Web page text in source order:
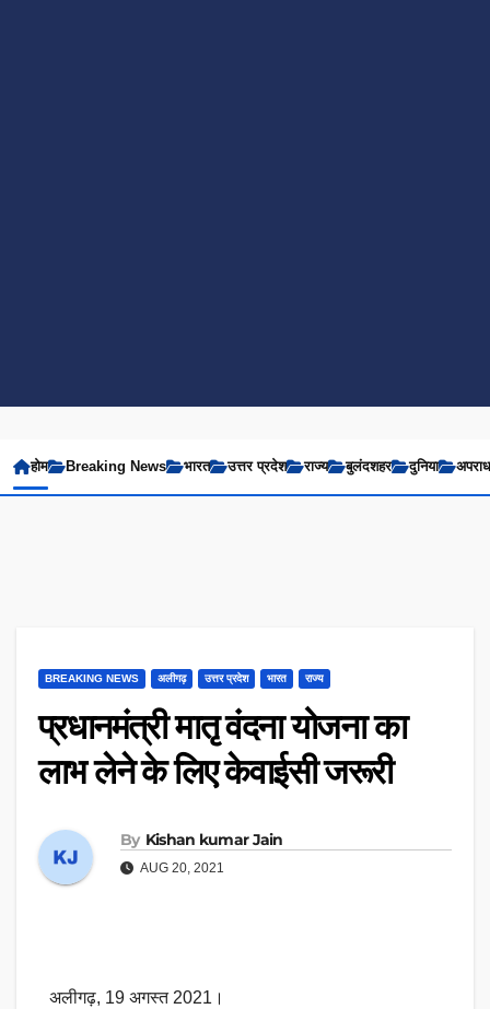
होम Breaking News भारत उत्तर प्रदेश राज्य बुलंदशहर दुनिया अपराध
BREAKING NEWS अलीगढ़ उत्तर प्रदेश भारत राज्य
प्रधानमंत्री मातृ वंदना योजना का
लाभ लेने के लिए केवाईसी जरूरी
By Kishan kumar Jain
AUG 20, 2021
अलीगढ़, 19 अगस्त 2021।